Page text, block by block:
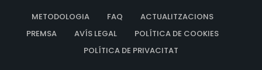
METODOLOGIA FAQ
ACTUALITZACIONS
PREMSA
AVÍS LEGAL
POLÍTICA DE COOKIES
POLÍTICA DE PRIVACITAT